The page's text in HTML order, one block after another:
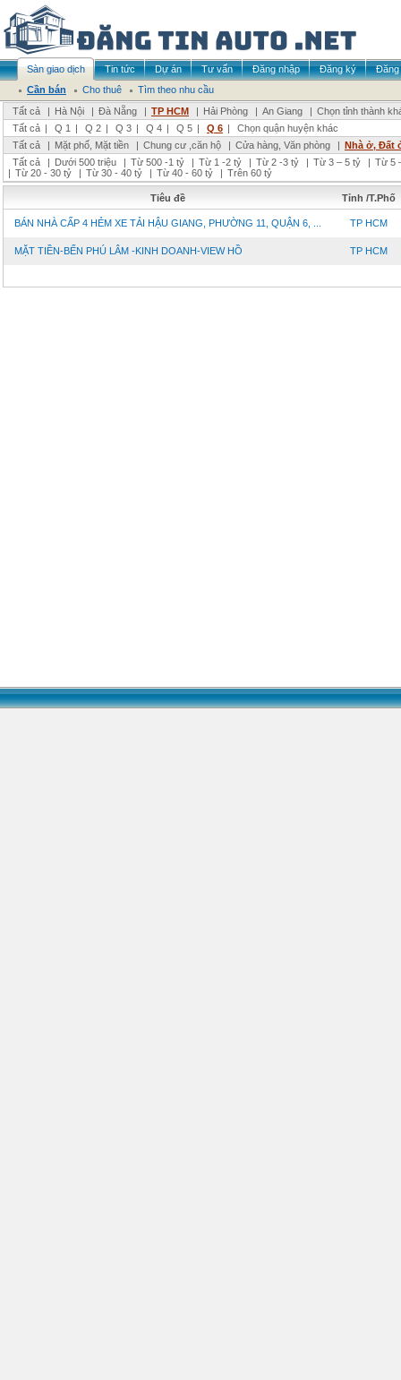
Sàn giao dịch Tin tức Dự án Tư vấn Đăng nhập Đăng ký
Đăng
Cần bán
Cho thuê
Tìm theo nhu cầu
Tất cả
| Hà Nội | Đà Nẵng | TP HCM | Hải Phòng | An Giang | Chọn tỉnh thành
Tất cả | Q 1 | Q 2 | Q 3 | Q 4 | Q 5 | Q 6 |
Chọn quận huyện khác
Tất cả
| Mặt phố, Mặt tiền | Chung cư ,căn hộ | Cửa hàng, Văn phòng | Nhà ở, Đất
Tất cả
| Dưới 500 triệu | Từ 500 -1 tỷ | Từ 1 -2 tỷ | Từ 2 -3 tỷ | Từ 3 – 5 tỷ | Từ 5
| Từ 20 - 30 tỷ | Từ 30 - 40 tỷ | Từ 40 - 60 tỷ | Trên 60 tỷ
Tiêu đề Tỉnh /T.Phố
BÁN NHÀ CẤP 4 HẺM XE TẢI HẬU GIANG, PHƯỜNG 11, QUẬN 6, ... TP HCM
MẶT TIỀN-BẾN PHÚ LÂM -KINH DOANH-VIEW HỒ TP HCM